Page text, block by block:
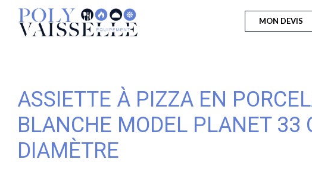
MON DEVIS
ASSIETTE À PIZZA EN
BLANCHE MODEL PLANET 33
DIAMÈTRE